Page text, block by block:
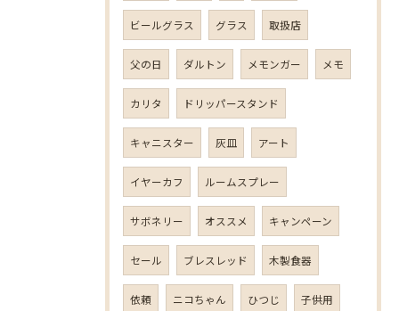
ビールグラス グラス 取扱店
父の日 ダルトン メモンガー メモ
カリタ ドリッパースタンド
キャニスター 灰皿 アート
イヤーカフ ルームスプレー
サボネリー オススメ キャンペーン
セール ブレスレッド 木製食器
依頼 ニコちゃん ひつじ 子供用